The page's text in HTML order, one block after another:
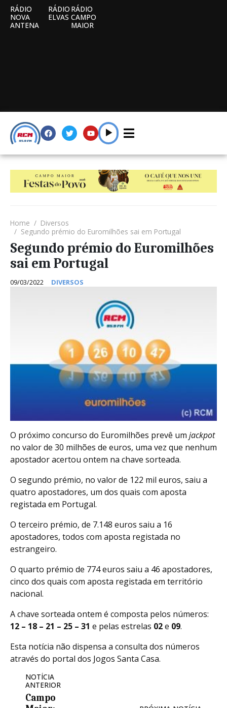
RÁDIO
NOVA
ANTENA
RÁDIO
ELVAS
RÁDIO
CAMPO
MAIOR
Home
Diversos
Segundo prémio do Euromilhões sai em Portugal
Segundo prémio do Euromilhões
sai em Portugal
09/03/2022 DIVERSOS
O próximo concurso do Euromilhões prevê um jackpot
no valor de 30 milhões de euros, uma vez que nenhum
apostador acertou ontem na chave sorteada.
O segundo prémio, no valor de 122 mil euros, saiu a
quatro apostadores, um dos quais com aposta
registada em Portugal.
O terceiro prémio, de 7.148 euros saiu a 16
apostadores, todos com aposta registada no
estrangeiro.
O quarto prémio de 774 euros saiu a 46 apostadores,
cinco dos quais com aposta registada em território
nacional.
A chave sorteada ontem é composta pelos números:
12 – 18 – 21 – 25 – 31 e pelas estrelas 02e 09.
Esta notícia não dispensa a consulta dos números
através do portal dos Jogos Santa Casa.
NOTÍCIA
ANTERIOR
Campo